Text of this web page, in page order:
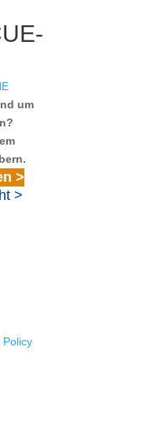
um
>
>
Policy